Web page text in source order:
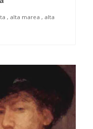
, alta marea , alta